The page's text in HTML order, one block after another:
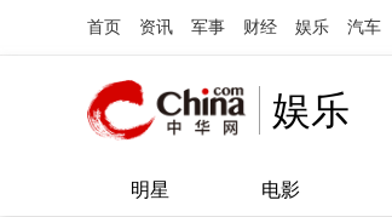
首页 资讯 军事 财经 娱乐 汽车
娱乐
明星 电影